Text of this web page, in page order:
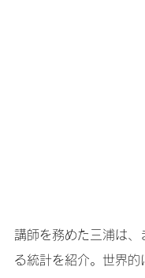
講師を務めた三浦は、
る統計を紹介。世界的